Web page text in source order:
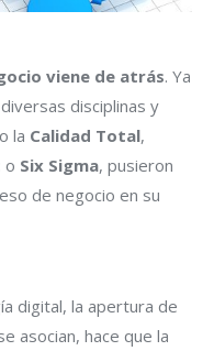
viene de atrás. Ya
disciplinas y
o la Calidad Total,
o Six Sigma, pusieron
de negocio en su
digital, la apertura de
asocian, hace que la